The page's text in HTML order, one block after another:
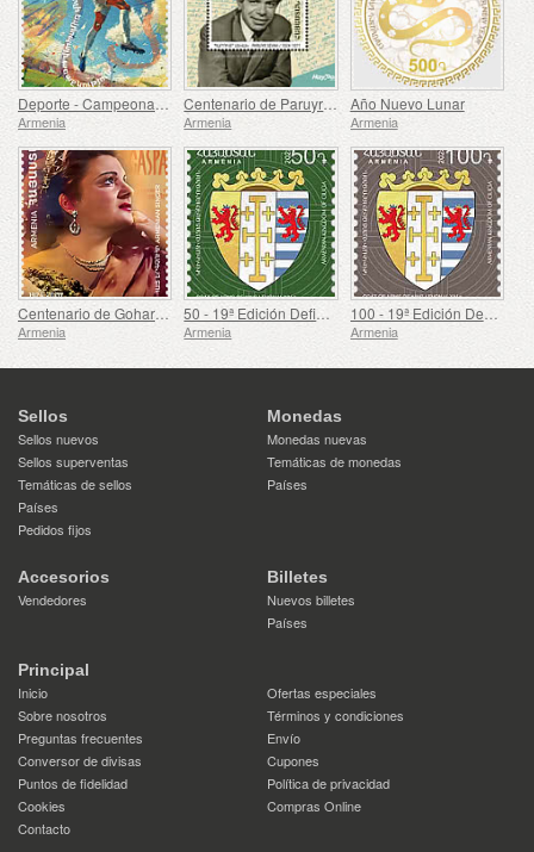
Deporte - Campeonato Europeo de Fútbol, ​​Euro
Armenia
Centenario de Paruyr Sevak
Armenia
Año Nuevo Lunar
Armenia
Centenario de Gohar Gasparyan
Armenia
50 - 19ª Edición Definitiva, Escudos de Armas Armenios
Armenia
100 - 19ª Edición Definitiva, Escudos de Armas Armenios
Armenia
Sellos
Sellos nuevos
Sellos superventas
Temáticas de sellos
Países
Pedidos fijos
Monedas
Monedas nuevas
Temáticas de monedas
Países
Accesorios
Vendedores
Billetes
Nuevos billetes
Países
Principal
Inicio
Ofertas especiales
Sobre nosotros
Términos y condiciones
Preguntas frecuentes
Envío
Conversor de divisas
Cupones
Puntos de fidelidad
Política de privacidad
Cookies
Compras Online
Contacto